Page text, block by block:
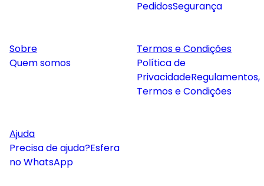
PedidosSegurança
Sobre
Quem somos
Termos e Condições
Política de
PrivacidadeRegulamentos,
Termos e Condições
Ajuda
Precisa de ajuda?Esfera
no WhatsApp